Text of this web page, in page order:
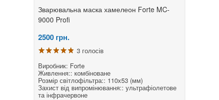
Зварювальна маска хамелеон Forte MC-
9000 Profi
2500 грн.
3 голосів
Виробник: Forte
Живлення:: комбіноване
Розмір світлофільтра:: 110х53 (мм)
Захист від випромінювання:: ультрафіолетове
та інфрачервоне